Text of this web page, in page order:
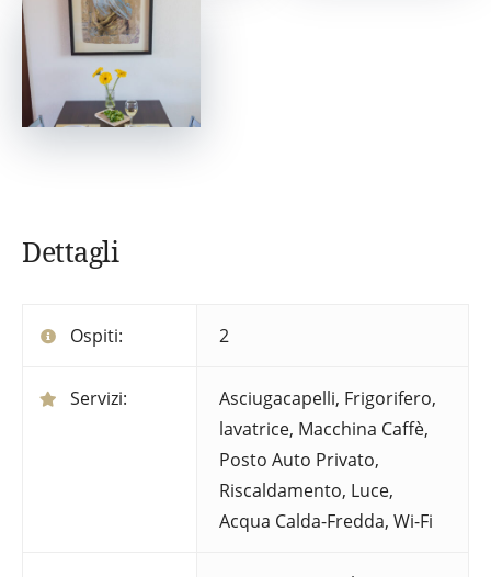
Dettagli
Ospiti: 2
Servizi: Asciugacapelli, Frigorifero,
lavatrice, Macchina Caffè,
Posto Auto Privato,
Riscaldamento, Luce,
Acqua Calda-Fredda, Wi-Fi